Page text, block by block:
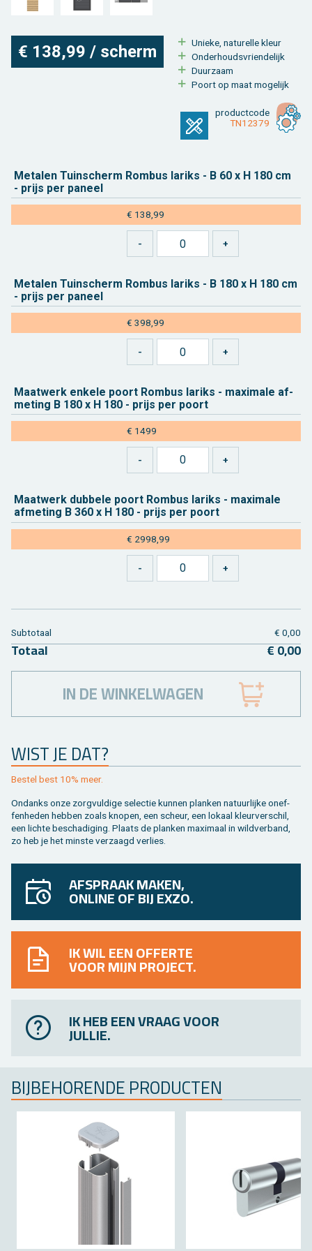
€ 138,99 / scherm
Unie­ke, na­tu­rel­le kleur
On­der­houds­vrien­de­lijk
Duur­zaam
Poort op maat mo­ge­lijk
product­code
TN12379
Me­ta­len Tuin­scherm Rom­bus la­riks - B 60 x H 180 cm
- prijs per pa­neel
€ 138,99
Me­ta­len Tuin­scherm Rom­bus la­riks - B 180 x H 180 cm
- prijs per pa­neel
€ 398,99
Maat­werk en­ke­le poort Rom­bus la­riks - maxi­ma­le af­
me­ting B 180 x H 180 - prijs per poort
€ 1499
Maat­werk dub­be­le poort Rom­bus la­riks - maxi­ma­le
af­me­ting B 360 x H 180 - prijs per poort
€ 2998,99
WIST JE DAT?
Be­stel best 10% meer.
On­danks onze zorg­vul­di­ge se­lec­tie kun­nen plan­ken na­tuur­lij­ke on­ef­
fen­he­den heb­ben zoals kno­pen, een scheur, een lo­kaal kleur­ver­schil,
een lich­te be­scha­di­ging. Plaats de plan­ken maxi­maal in wild­ver­band,
zo heb je het min­ste ver­zaagd ver­lies.
Sub­to­taal € 0,00
To­taal € 0,00
IN DE WINKELWAGEN
AFSPRAAK MAKEN,
ONLINE OF BIJ EXZO.
IK WIL EEN OFFERTE
VOOR MIJN PROJECT.
IK HEB EEN VRAAG VOOR
JULLIE.
BIJ­BE­HO­REN­DE PRO­DUC­TEN